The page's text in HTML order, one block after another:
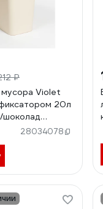
₽
Violet
20л
шоколад
28034078